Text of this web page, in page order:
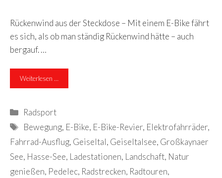
Rückenwind aus der Steckdose – Mit einem E-Bike fährt
es sich, als ob man ständig Rückenwind hätte – auch
bergauf. …
Weiterlesen …
Kategorien
Radsport
Schlagwörter
Bewegung, E-Bike, E-Bike-Revier, Elektrofahrräder,
Fahrrad-Ausflug, Geiseltal, Geiseltalsee, Großkaynaer
See, Hasse-See, Ladestationen, Landschaft, Natur
genießen, Pedelec, Radstrecken, Radtouren,